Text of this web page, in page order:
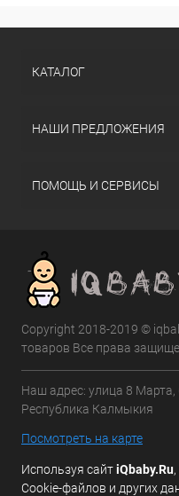
КАТАЛОГ
НАШИ ПРЕДЛОЖЕНИЯ
ПОМОЩЬ И СЕРВИСЫ
Copyright 2018-2019 ©
товаров Все права
Наш адрес: улица 8 Марта,
Республика Калмыкия
Посмотреть на карте
Используя сайтiQbaby.Ru
Cookie-файлов и других